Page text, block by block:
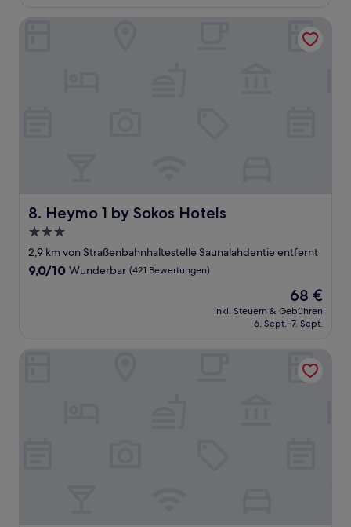
8. Heymo 1 by Sokos Hotels
Heymo 1 by Sokos Hotels
3.0-
Sterne-
Unterkunft
2,9 km von Straßenbahnhaltestelle Saunalahdentie entfernt
9.0
9,0/10 Wunderbar (421 Bewertungen)
Der
Preis
beträgt
68 €
inkl. Steuern & Gebühren
6. Sept.–7. Sept.